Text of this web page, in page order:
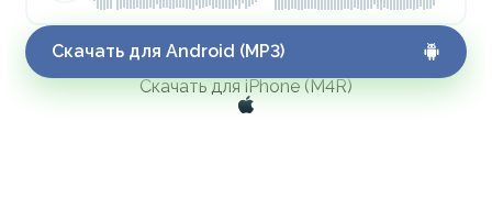
Скачать для Android (MP3)
Скачать для iPhone (M4R)